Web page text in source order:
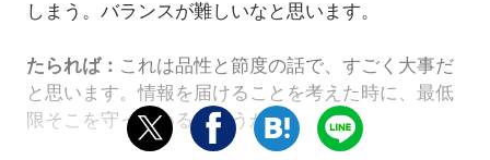
しまう。バランスが難しいなと思います。
たられば： これは品性と節度の話で、すごく大事だ
と思います。情報を届けることを考えた時に、最低
限そこを守っているかどうか。